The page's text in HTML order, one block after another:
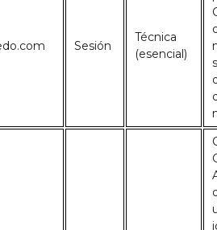
Sesión
Técnica
(esencial)